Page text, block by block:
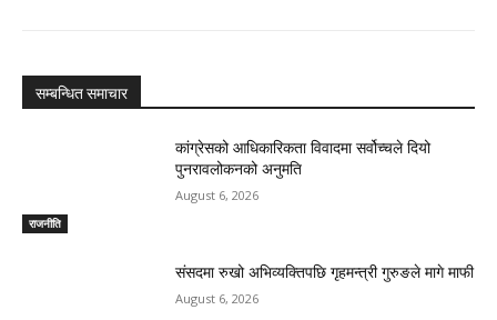
सम्बन्धित समाचार
राजनीति
कांग्रेसको आधिकारिकता विवादमा सर्वोच्चले दियो
पुनरावलोकनको अनुमति
August 6, 2026
संसदमा रुखो अभिव्यक्तिपछि गृहमन्त्री गुरुङले मागे माफी
August 6, 2026